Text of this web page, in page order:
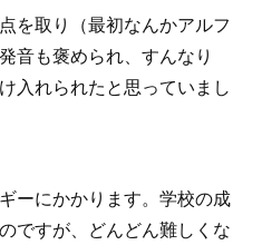
を取り（最初なんかアルフ
音も褒められ、すんなり
入れられたと思っていまし
ーにかかります。学校の成
ですが、どんどん難しくな